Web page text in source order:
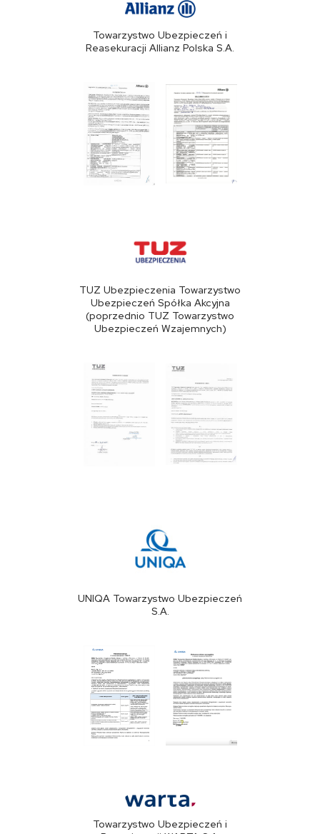
Towarzystwo Ubezpieczeń i
Reasekuracji Allianz Polska S.A.
TUZ Ubezpieczenia Towarzystwo
Ubezpieczeń Spółka Akcyjna
(poprzednio TUZ Towarzystwo
Ubezpieczeń Wzajemnych)
UNIQA Towarzystwo Ubezpieczeń
S.A.
Towarzystwo Ubezpieczeń i